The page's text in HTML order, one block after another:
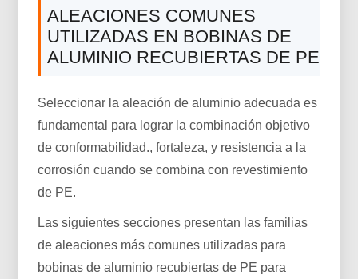
ALEACIONES COMUNES
UTILIZADAS EN BOBINAS DE
ALUMINIO RECUBIERTAS DE PE
Seleccionar la aleación de aluminio adecuada es
fundamental para lograr la combinación objetivo
de conformabilidad., fortaleza, y resistencia a la
corrosión cuando se combina con revestimiento
de PE.
Las siguientes secciones presentan las familias
de aleaciones más comunes utilizadas para
bobinas de aluminio recubiertas de PE para